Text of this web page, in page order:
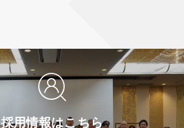
採用情報はこちら